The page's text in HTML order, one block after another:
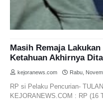
Masih Remaja
Ketahuan Akhirnya
kejoranews.com Rabu,
RP si Pelaku Pencurian-
KEJORANEWS.COM : RP (16